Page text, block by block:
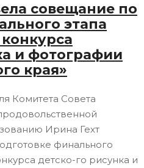
совещание по
этапа
и фотографии
края»
Комитета Совета
Ирина Гехт
финального
детско-го рисунка и